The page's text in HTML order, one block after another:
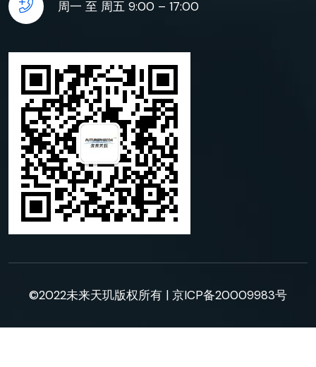
周一 至 周五 9:00 – 17:00
©2022未来天玑版权所有 | 京ICP备20009983号